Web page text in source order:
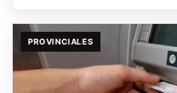
PROVINCIALES